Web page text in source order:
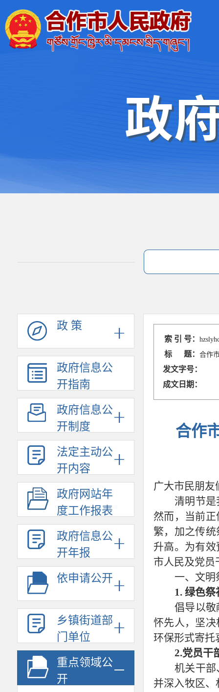
政 策
政府信息公
开指南
政府信息公
开制度
法定主动公
开内容
政府网站年
度工作报表
政府信息公
开年报
依申请公开
乡镇街道部
门单位
重点领域公
开
索 引 号：
标 题：合作
发文字号：
成文日期：
合作
广大市民朋友
清明节
然而，当前
繁，加之传
升高。为有
市人民及党员
一、 文明
1. 绿色
倡导以
怀先人，坚
环保形式寄托
2.党员干
机关干
并深入牧区、